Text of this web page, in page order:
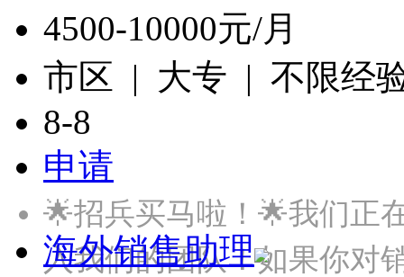
4500-10000元/月
市区 | 大专 | 不限经
8-8
申请
🌟招兵买马啦！🌟我们正
入我们的团队！如果你
海外销售助理